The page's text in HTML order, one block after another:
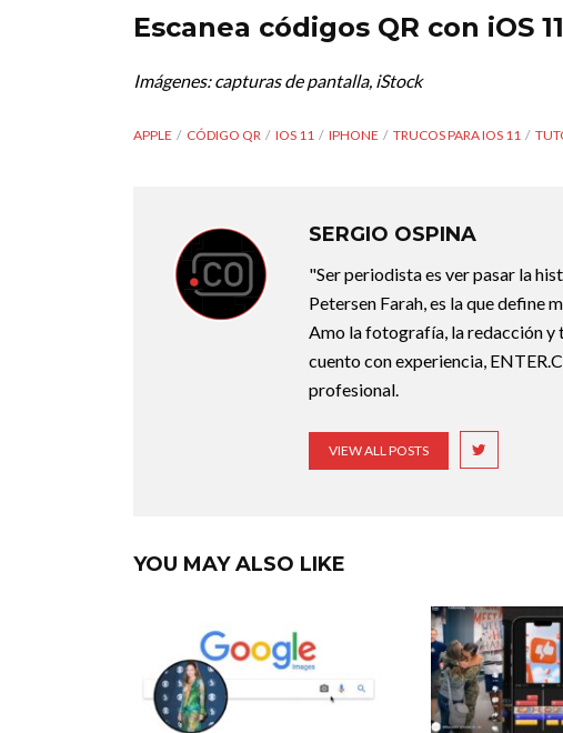
Escanea códigos QR con iOS
Imágenes: capturas de pantalla, iStock
APPLE CÓDIGO QR IOS 11 IPHONE TRUCOS PARA IOS 11
SERGIO OSPINA
"Ser periodista es ver pasar la
Petersen Farah, es la que define
Amo la fotografía, la redacción y
cuento con experiencia,
profesional.
VIEW ALL POSTS
YOU MAY ALSO LIKE